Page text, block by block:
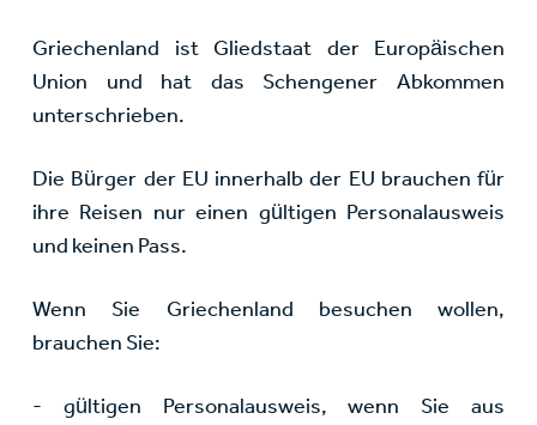
Griechenland ist Gliedstaat der Europäischen
Union und hat das Schengener Abkommen
unterschrieben.
Die Bürger der EU innerhalb der EU brauchen für
ihre Reisen nur einen gültigen Personalausweis
und keinen Pass.
Wenn Sie Griechenland besuchen wollen,
brauchen Sie:
- gültigen Personalausweis, wenn Sie aus